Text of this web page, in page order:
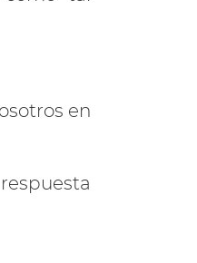
en